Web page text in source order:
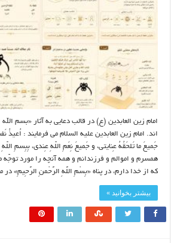
امام زین العابدین (ع) در قالب دعایی به آثار «بسم
اند. امام زین العابدین علیه السلام می فرمایند : اُعیذُ
جَمیعَ ما تَلحَقُهُ عِنایتی، و جَمیعَ نِعَمِ اللّهِ عِندی، بِبِسمِ
همسرم و اموالم و فرزندانم و همه آنچه را مورد
که از خدا دارم، در پناه‏ «بِسْمِ اللَّهِ الرَّحْمنِ الرَّحِیمِ» در
بیشتر بخوانید »